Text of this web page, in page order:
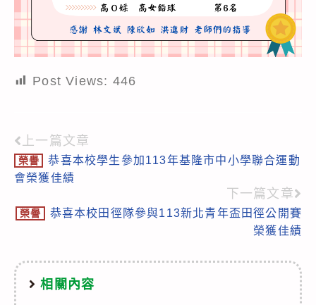
Post Views: 446
Read
more
上一篇文章
榮譽
恭喜本校學生參加113年基隆市中小學聯合運動
會榮獲佳績
下一篇文章
榮譽
恭喜本校田徑隊參與113新北青年盃田徑公開賽
榮獲佳績
相關內容